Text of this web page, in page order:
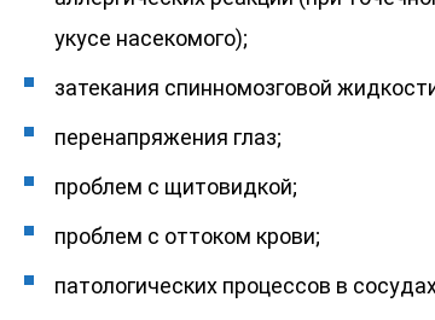
укусе насекомого);
затекания спинномозговой
перенапряжения глаз;
проблем с щитовидкой;
проблем с оттоком крови;
патологических процессов в